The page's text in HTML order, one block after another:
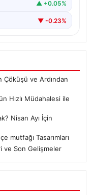
▲ +0.05%
▼ -0.23%
Çöküşü ve Ardından
Hızlı Müdahalesi ile
Nisan Ayı İçin
mutfağı Tasarımları
ve Son Gelişmeler